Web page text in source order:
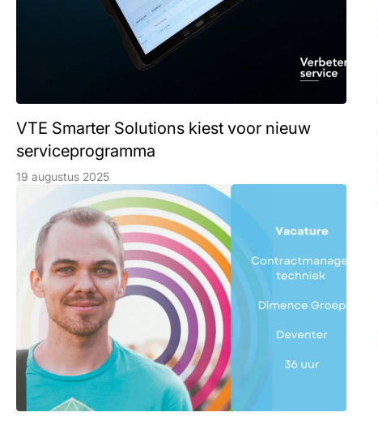
VTE Smarter Solutions kiest voor nieuw
serviceprogramma
19 augustus 2025